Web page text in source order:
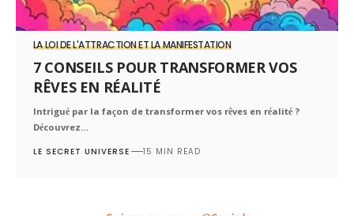
LA LOI DE L'ATTRACTION ET LA MANIFESTATION
7 CONSEILS POUR TRANSFORMER VOS
RÊVES EN RÉALITÉ
Intrigué par la façon de transformer vos rêves en réalité ?
Découvrez…
LE SECRET UNIVERSE 15 MIN READ